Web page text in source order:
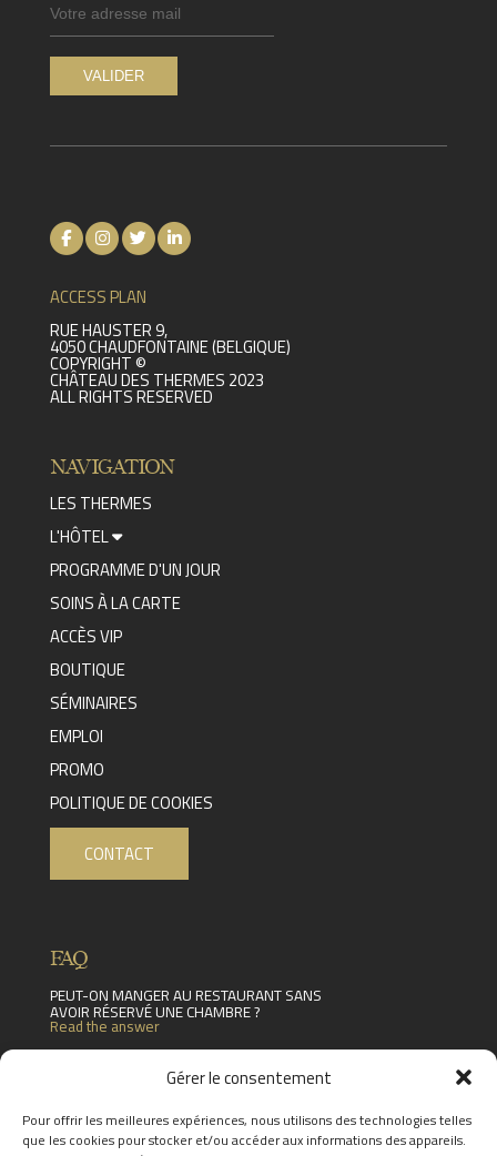
Gérer le consentement
Pour offrir les meilleures expériences, nous utilisons des technologies telles
que les cookies pour stocker et/ou accéder aux informations des appareils.
ACCESS PLAN
RUE HAUSTER 9,
4050 CHAUDFONTAINE (BELGIQUE)
COPYRIGHT ©
CHÂTEAU DES THERMES 2023
ALL RIGHTS RESERVED
NAVIGATION
LES THERMES
L'HÔTEL
PROGRAMME D'UN JOUR
SOINS À LA CARTE
ACCÈS VIP
BOUTIQUE
SÉMINAIRES
EMPLOI
PROMO
POLITIQUE DE COOKIES
CONTACT
FAQ
PEUT-ON MANGER AU RESTAURANT SANS
AVOIR RÉSERVÉ UNE CHAMBRE ?
Read the answer
LES FEMMES ENCEINTES ?
LES SÉJOURS SONT-ILS MODIFIABLES (PEUT-
ON MODIFIER DES ÉLÉMENTS DU